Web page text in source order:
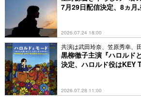
7月29日配信決定、8ヵ月
2026.07.24 18:00
共演は武田玲奈、笠原秀幸、
黒柳徹子主演『ハロルド
決定、ハロルド役はKEY
2026.07.28 11:00